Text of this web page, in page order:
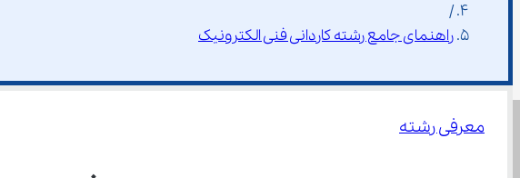
/
راهنمای جامع رشته کاردانی فنی الکترونیک
معرفی رشته